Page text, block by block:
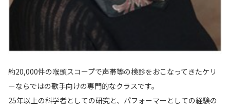
約20,000件の喉頭スコープで声帯等の検診をおこなってきたケリ
ーならではの歌手向けの専門的なクラスです。
25年以上の科学者としての研究と、パフォーマーとしての経験の